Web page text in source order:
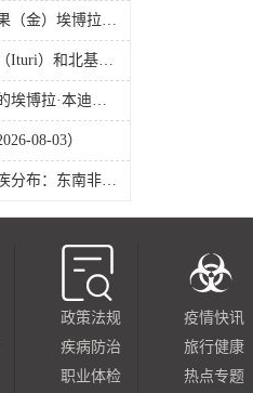
多国传染病监测动态：刚果（金）埃博拉确诊突破4000例
刚果民主共和国伊图里省（Ituri）和北基伍省（Nord-Kivu）的埃博拉·本迪布乔病毒病（2026-08-04）
刚果民主共和国和乌干达的埃博拉·本迪布乔病毒病（2026-08-04）
08-03）
研究预测气候改变非洲疟疾分布：东南非风险上升，部分西非地区风险下降
政策法规
疾病防治
职业体检
疫情快讯
旅行健康
热点专题